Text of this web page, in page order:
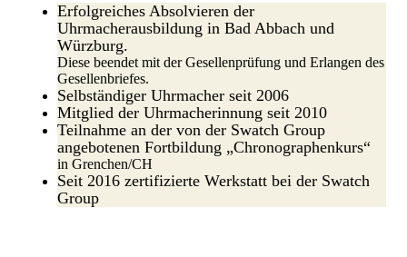
Erfolgreiches Absolvieren der
Uhrmacherausbildung in Bad Abbach und
Würzburg.
Diese beendet mit der Gesellenprüfung und Erlangen des
Gesellenbriefes.
Selbständiger Uhrmacher seit 2006
Mitglied der Uhrmacherinnung seit 2010
Teilnahme an der von der Swatch Group
angebotenen Fortbildung „Chronographenkurs“
in Grenchen/CH
Seit 2016 zertifizierte Werkstatt bei der Swatch
Group